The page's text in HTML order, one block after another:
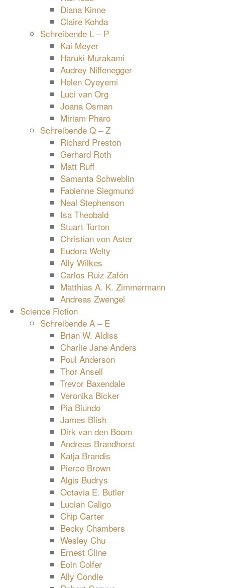
Diana Kinne
Claire Kohda
Schreibende L – P
Kai Meyer
Haruki Murakami
Audrey Niffenegger
Helen Oyeyemi
Luci van Org
Joana Osman
Miriam Pharo
Schreibende Q – Z
Richard Preston
Gerhard Roth
Matt Ruff
Samanta Schweblin
Fabienne Siegmund
Neal Stephenson
Isa Theobald
Stuart Turton
Christian von Aster
Eudora Welty
Ally Wilkes
Carlos Ruiz Zafón
Matthias A. K. Zimmermann
Andreas Zwengel
Science Fiction
Schreibende A – E
Brian W. Aldiss
Charlie Jane Anders
Poul Anderson
Thor Ansell
Trevor Baxendale
Veronika Bicker
Pia Biundo
James Blish
Dirk van den Boom
Andreas Brandhorst
Katja Brandis
Pierce Brown
Algis Budrys
Octavia E. Butler
Lucian Caligo
Chip Carter
Becky Chambers
Wesley Chu
Ernest Cline
Eoin Colfer
Ally Condie